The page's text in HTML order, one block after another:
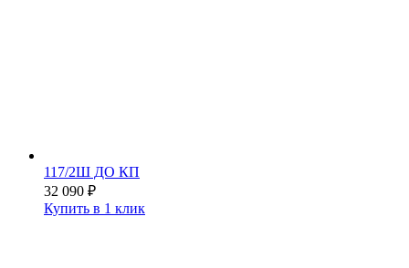
117/2Ш ДО КП
32 090 ₽
Купить в 1 клик